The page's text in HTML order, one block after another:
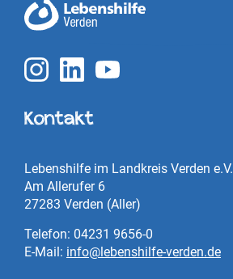
Kontakt
Lebenshilfe im Landkreis Verden e.V.
Am Allerufer 6
27283 Verden (Aller)
Telefon: 04231 9656-0
E-Mail: info@lebenshilfe-verden.de